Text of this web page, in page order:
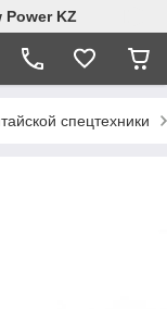
Power KZ
спецтехники